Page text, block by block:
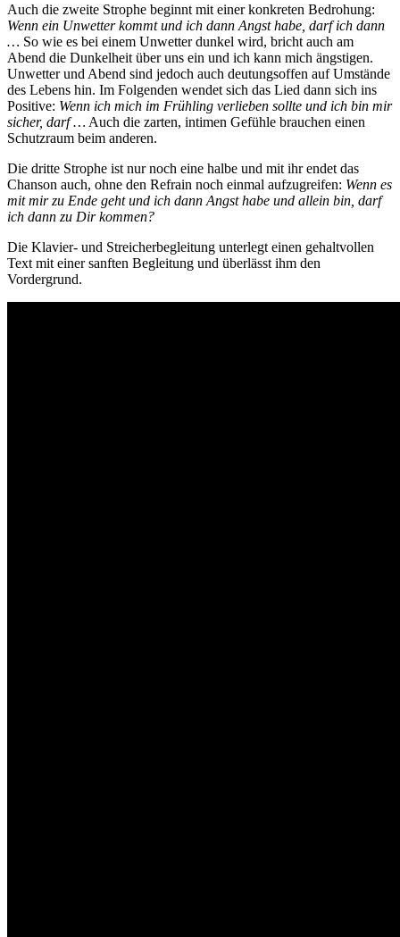
Auch die zweite Strophe beginnt mit einer konkreten Bedrohung:
Wenn ein Unwetter kommt und ich dann Angst habe, darf ich dann
… So wie es bei einem Unwetter dunkel wird, bricht auch am
Abend die Dunkelheit über uns ein und ich kann mich ängstigen.
Unwetter und Abend sind jedoch auch deutungsoffen auf Umstände
des Lebens hin. Im Folgenden wendet sich das Lied dann sich ins
Positive: Wenn ich mich im Frühling verlieben sollte und ich bin mir
sicher, darf … Auch die zarten, intimen Gefühle brauchen einen
Schutzraum beim anderen.
Die dritte Strophe ist nur noch eine halbe und mit ihr endet das
Chanson auch, ohne den Refrain noch einmal aufzugreifen: Wenn es
mit mir zu Ende geht und ich dann Angst habe und allein bin, darf
ich dann zu Dir kommen?
Die Klavier- und Streicherbegleitung unterlegt einen gehaltvollen
Text mit einer sanften Begleitung und überlässt ihm den
Vordergrund.